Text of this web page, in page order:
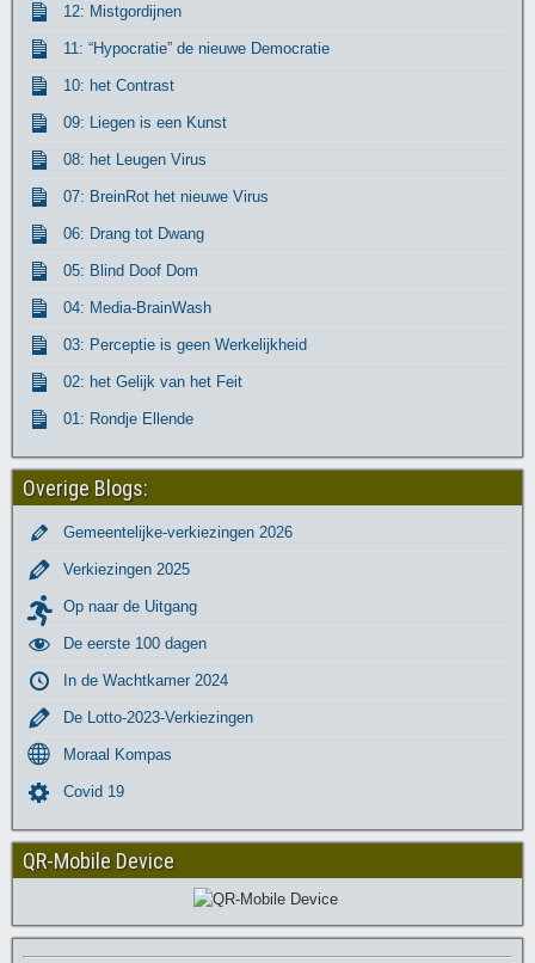
12: Mistgordijnen
11: “Hypocratie” de nieuwe Democratie
10: het Contrast
09: Liegen is een Kunst
08: het Leugen Virus
07: BreinRot het nieuwe Virus
06: Drang tot Dwang
05: Blind Doof Dom
04: Media-BrainWash
03: Perceptie is geen Werkelijkheid
02: het Gelijk van het Feit
01: Rondje Ellende
Overige Blogs:
Gemeentelijke-verkiezingen 2026
Verkiezingen 2025
Op naar de Uitgang
De eerste 100 dagen
In de Wachtkamer 2024
De Lotto-2023-Verkiezingen
Moraal Kompas
Covid 19
QR-Mobile Device